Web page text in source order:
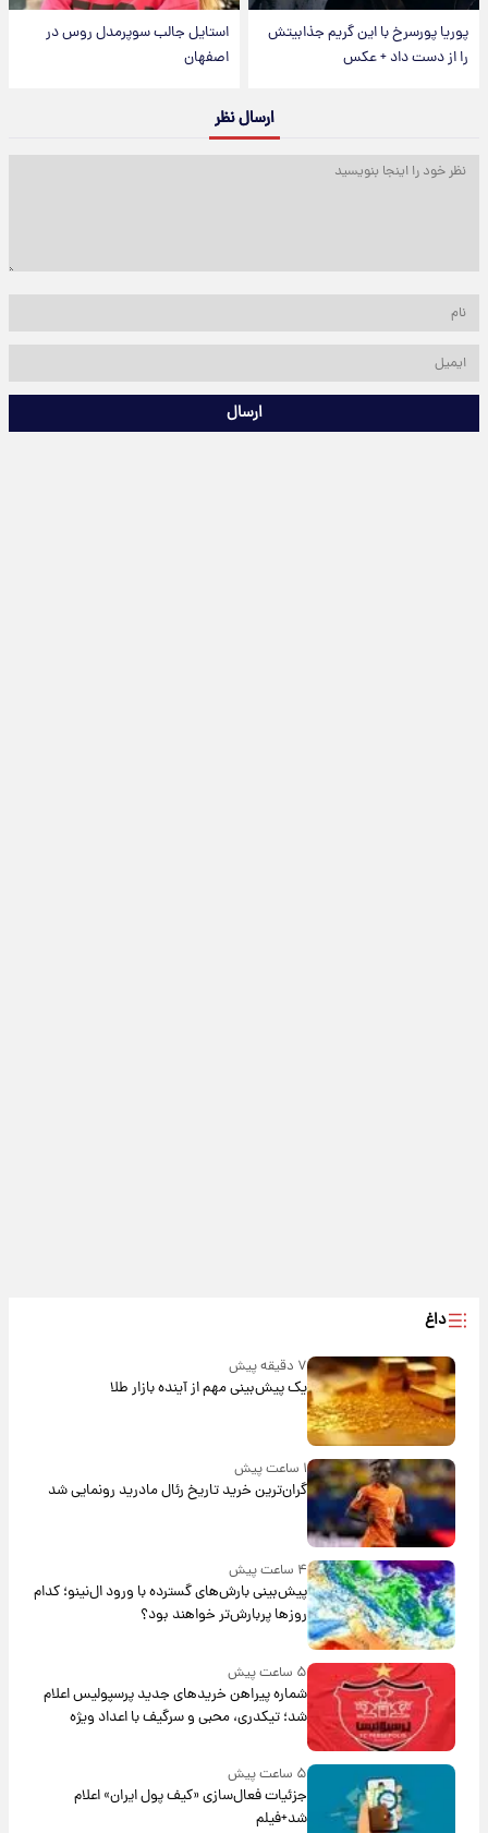
پوریا پورسرخ با این گریم جذابیتش
را از دست داد + عکس
استایل جالب سوپرمدل روس در
اصفهان
ارسال نظر
ارسال
داغ
۷ دقیقه پیش
یک پیش‌بینی مهم از آینده بازار طلا
۱ ساعت پیش
گران‌ترین خرید تاریخ رئال مادرید رونمایی شد
۴ ساعت پیش
پیش‌بینی بارش‌های گسترده با ورود ال‌نینو؛ کدام
روزها پربارش‌تر خواهند بود؟
۵ ساعت پیش
شماره پیراهن خریدهای جدید پرسپولیس اعلام
شد؛ تیکدری، محبی و سرگیف با اعداد ویژه
۵ ساعت پیش
جزئیات فعال‌سازی «کیف پول ایران» اعلام
شد+فیلم